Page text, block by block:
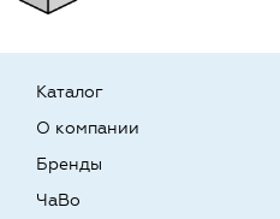
Каталог
О компании
Бренды
ЧаВо